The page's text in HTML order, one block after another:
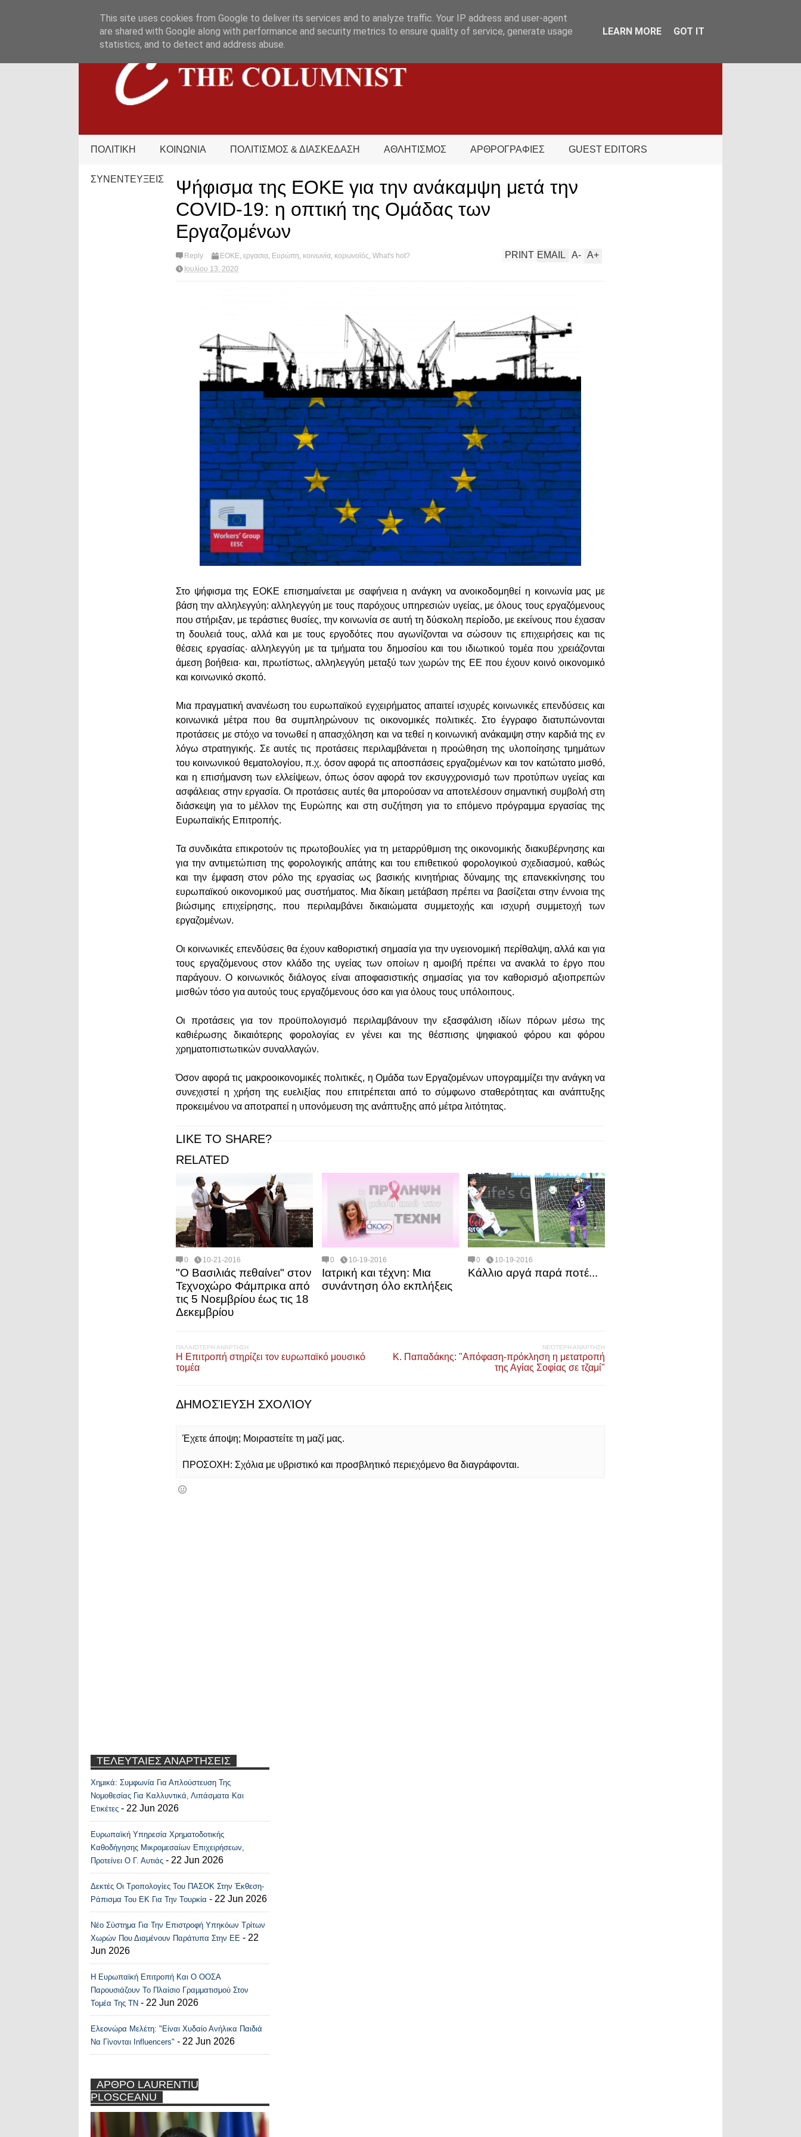
ΠΟΛΙΤΙΚΗ ΚΟΙΝΩΝΙΑ ΠΟΛΙΤΙΣΜΟΣ & ΔΙΑΣΚΕΔΑΣΗ ΑΘΛΗΤΙΣΜΟΣ ΑΡΘΡΟΓΡΑΦΙΕΣ GUEST EDITORS
ΣΥΝΕΝΤΕΥΞΕΙΣ
Ψήφισμα της ΕΟΚΕ για την ανάκαμψη μετά την
COVID-19: η οπτική της Ομάδας των
Εργαζομένων
Reply ΕΟΚΕ εργασια Ευρώπη κοινωνία κορωνοϊός What's hot?
Ιουλίου 13, 2020
A+
A-
EMAIL
PRINT
Στο ψήφισμα της ΕΟΚΕ επισημαίνεται με σαφήνεια η ανάγκη να ανοικοδομηθεί η κοινωνία μας με
βάση την αλληλεγγύη: αλληλεγγύη με τους παρόχους υπηρεσιών υγείας, με όλους τους εργαζόμενους
που στήριξαν, με τεράστιες θυσίες, την κοινωνία σε αυτή τη δύσκολη περίοδο, με εκείνους που έχασαν
τη δουλειά τους, αλλά και με τους εργοδότες που αγωνίζονται να σώσουν τις επιχειρήσεις και τις
θέσεις εργασίας· αλληλεγγύη με τα τμήματα του δημοσίου και του ιδιωτικού τομέα που χρειάζονται
άμεση βοήθεια· και, πρωτίστως, αλληλεγγύη μεταξύ των χωρών της ΕΕ που έχουν κοινό οικονομικό
και κοινωνικό σκοπό.
Μια πραγματική ανανέωση του ευρωπαϊκού εγχειρήματος απαιτεί ισχυρές κοινωνικές επενδύσεις και
κοινωνικά μέτρα που θα συμπληρώνουν τις οικονομικές πολιτικές. Στο έγγραφο διατυπώνονται
προτάσεις με στόχο να τονωθεί η απασχόληση και να τεθεί η κοινωνική ανάκαμψη στην καρδιά της εν
λόγω στρατηγικής. Σε αυτές τις προτάσεις περιλαμβάνεται η προώθηση της υλοποίησης τμημάτων
του κοινωνικού θεματολογίου, π.χ. όσον αφορά τις αποσπάσεις εργαζομένων και τον κατώτατο μισθό,
και η επισήμανση των ελλείψεων, όπως όσον αφορά τον εκσυγχρονισμό των προτύπων υγείας και
ασφάλειας στην εργασία. Οι προτάσεις αυτές θα μπορούσαν να αποτελέσουν σημαντική συμβολή στη
διάσκεψη για το μέλλον της Ευρώπης και στη συζήτηση για το επόμενο πρόγραμμα εργασίας της
Ευρωπαϊκής Επιτροπής.
Τα συνδικάτα επικροτούν τις πρωτοβουλίες για τη μεταρρύθμιση της οικονομικής διακυβέρνησης και
για την αντιμετώπιση της φορολογικής απάτης και του επιθετικού φορολογικού σχεδιασμού, καθώς
και την έμφαση στον ρόλο της εργασίας ως βασικής κινητήριας δύναμης της επανεκκίνησης του
ευρωπαϊκού οικονομικού μας συστήματος. Μια δίκαιη μετάβαση πρέπει να βασίζεται στην έννοια της
βιώσιμης επιχείρησης, που περιλαμβάνει δικαιώματα συμμετοχής και ισχυρή συμμετοχή των
εργαζομένων.
Οι κοινωνικές επενδύσεις θα έχουν καθοριστική σημασία για την υγειονομική περίθαλψη, αλλά και για
τους εργαζόμενους στον κλάδο της υγείας των οποίων η αμοιβή πρέπει να ανακλά το έργο που
παράγουν. Ο κοινωνικός διάλογος είναι αποφασιστικής σημασίας για τον καθορισμό αξιοπρεπών
μισθών τόσο για αυτούς τους εργαζόμενους όσο και για όλους τους υπόλοιπους.
Οι προτάσεις για τον προϋπολογισμό περιλαμβάνουν την εξασφάλιση ιδίων πόρων μέσω της
καθιέρωσης δικαιότερης φορολογίας εν γένει και της θέσπισης ψηφιακού φόρου και φόρου
χρηματοπιστωτικών συναλλαγών.
Όσον αφορά τις μακροοικονομικές πολιτικές, η Ομάδα των Εργαζομένων υπογραμμίζει την ανάγκη να
συνεχιστεί η χρήση της ευελιξίας που επιτρέπεται από το σύμφωνο σταθερότητας και ανάπτυξης
προκειμένου να αποτραπεί η υπονόμευση της ανάπτυξης από μέτρα λιτότητας.
LIKE TO SHARE?
RELATED
0 10-21-2016
"Ο Βασιλιάς πεθαίνει" στον
Τεχνοχώρο Φάμπρικα από
τις 5 Νοεμβρίου έως τις 18
Δεκεμβρίου
0 10-19-2016
Ιατρική και τέχνη: Μια
συνάντηση όλο εκπλήξεις
0 10-19-2016
Κάλλιο αργά παρά ποτέ...
ΠΑΛΑΙΌΤΕΡΗ ΑΝΆΡΤΗΣΗ
Η Επιτροπή στηρίζει τον ευρωπαϊκό μουσικό
τομέα
ΝΕΌΤΕΡΗ ΑΝΆΡΤΗΣΗ
Κ. Παπαδάκης: "Απόφαση-πρόκληση η μετατροπή
της Αγίας Σοφίας σε τζαμί"
ΔΗΜΟΣΊΕΥΣΗ ΣΧΟΛΊΟΥ
Έχετε άποψη; Μοιραστείτε τη μαζί μας.
ΠΡΟΣΟΧΗ: Σχόλια με υβριστικό και προσβλητικό περιεχόμενο θα διαγράφονται.
ΤΕΛΕΥΤΑΙΕΣ ΑΝΑΡΤΗΣΕΙΣ
Recent Posts Widget
Χημικά: Συμφωνία Για Απλούστευση Της
Νομοθεσίας Για Καλλυντικά, Λιπάσματα Και
Ετικέτες - 22 Jun 2026
Ευρωπαϊκή Υπηρεσία Χρηματοδοτικής
Καθοδήγησης Μικρομεσαίων Επιχειρήσεων,
Προτείνει Ο Γ. Αυτιάς - 22 Jun 2026
Δεκτές Οι Τροπολογίες Του ΠΑΣΟΚ Στην Έκθεση-
Ράπισμα Του ΕΚ Για Την Τουρκία - 22 Jun 2026
Νέο Σύστημα Για Την Επιστροφή Υπηκόων Τρίτων
Χωρών Που Διαμένουν Παράτυπα Στην ΕΕ - 22
Jun 2026
Η Ευρωπαϊκή Επιτροπή Και Ο ΟΟΣΑ
Παρουσιάζουν Το Πλαίσιο Γραμματισμού Στον
Τομέα Της ΤΝ - 22 Jun 2026
Ελεονώρα Μελέτη: "Είναι Χυδαίο Ανήλικα Παιδιά
Να Γίνονται Influencers" - 22 Jun 2026
ΑΡΘΡΟ LAURENTIU
PLOSCEANU
This site uses cookies from Google to deliver its services and to analyze traffic. Your IP address and user-agent
are shared with Google along with performance and security metrics to ensure quality of service, generate usage
statistics, and to detect and address abuse.
LEARN MORE GOT IT